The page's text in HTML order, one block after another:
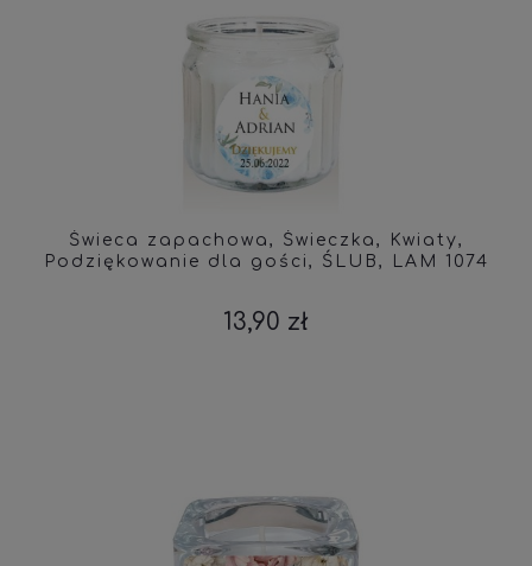
Świeca zapachowa, Świeczka, Kwiaty,
Podziękowanie dla gości, ŚLUB, LAM 1074
13,90 zł